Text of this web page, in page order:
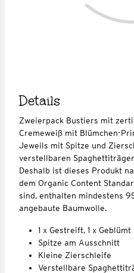
Details
Zweierpack Bustiers mit
Cremeweiß mit Blümchen-
Jeweils mit Spitze und
verstellbaren
Deshalb ist dieses Produkt
dem Organic Content
sind, enthalten mindestens
angebaute Baumwolle.
1 x Gestreift, 1 x Geblümt
Spitze am Ausschnitt
Kleine Zierschleife
Verstellbare